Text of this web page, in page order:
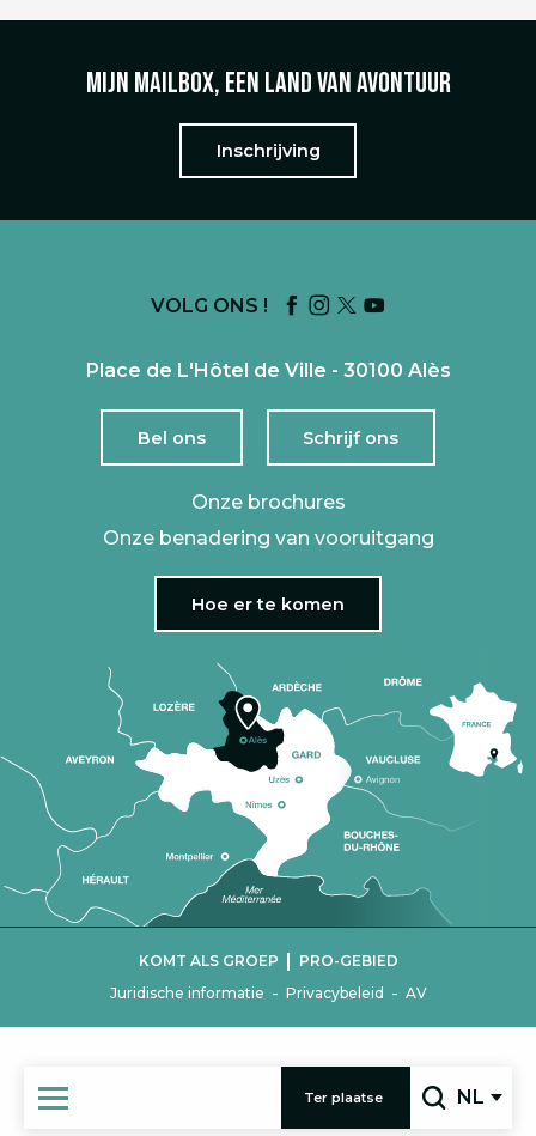
Ter plaatse NL
Mijn mailbox, een land van avontuur
Inschrijving
VOLG ONS !
Place de L'Hôtel de Ville - 30100 Alès
Bel ons Schrijf ons
Onze brochures
Onze benadering van vooruitgang
Hoe er te komen
Juridische informatie - Privacybeleid - AV
KOMT ALS GROEP PRO-GEBIED